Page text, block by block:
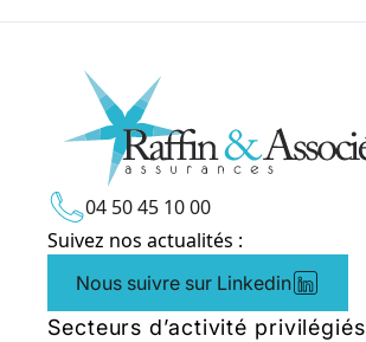
04 50 45 10 00
Suivez nos actualités :
Nous suivre sur Linkedin
Secteurs d’activité privilégiés